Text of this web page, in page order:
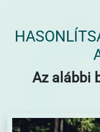
Az alábbi